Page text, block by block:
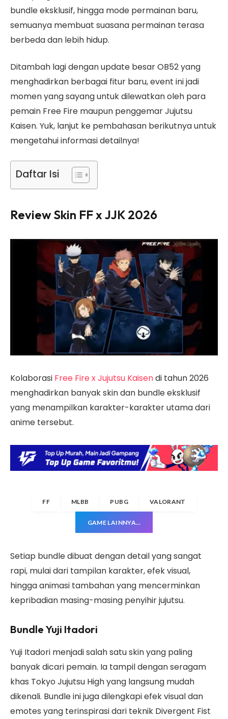
bundle eksklusif, hingga mode permainan baru,
semuanya membuat suasana permainan terasa
berbeda dan lebih hidup.
Ditambah lagi dengan update besar OB52 yang
menghadirkan berbagai fitur baru, event ini jadi
momen yang sayang untuk dilewatkan oleh para
pemain Free Fire maupun penggemar Jujutsu
Kaisen. Yuk, lanjut ke pembahasan berikutnya untuk
mengetahui informasi detailnya!
Daftar Isi
Review Skin FF x JJK 2026
Kolaborasi Free Fire x Jujutsu Kaisendi tahun 2026
menghadirkan banyak skin dan bundle eksklusif
yang menampilkan karakter-karakter utama dari
anime tersebut.
FF MLBB PUBG VALORANT
GAME LAINNYA…
Setiap bundle dibuat dengan detail yang sangat
rapi, mulai dari tampilan karakter, efek visual,
hingga animasi tambahan yang mencerminkan
kepribadian masing-masing penyihir jujutsu.
Bundle Yuji Itadori
Yuji Itadori menjadi salah satu skin yang paling
banyak dicari pemain. Ia tampil dengan seragam
khas Tokyo Jujutsu High yang langsung mudah
dikenali. Bundle ini juga dilengkapi efek visual dan
emotes yang terinspirasi dari teknik Divergent Fist